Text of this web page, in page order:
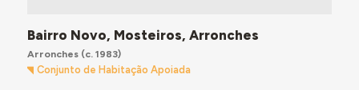
Bairro Novo, Mosteiros, Arronches
Arronches(c. 1983)
Conjunto de Habitação Apoiada